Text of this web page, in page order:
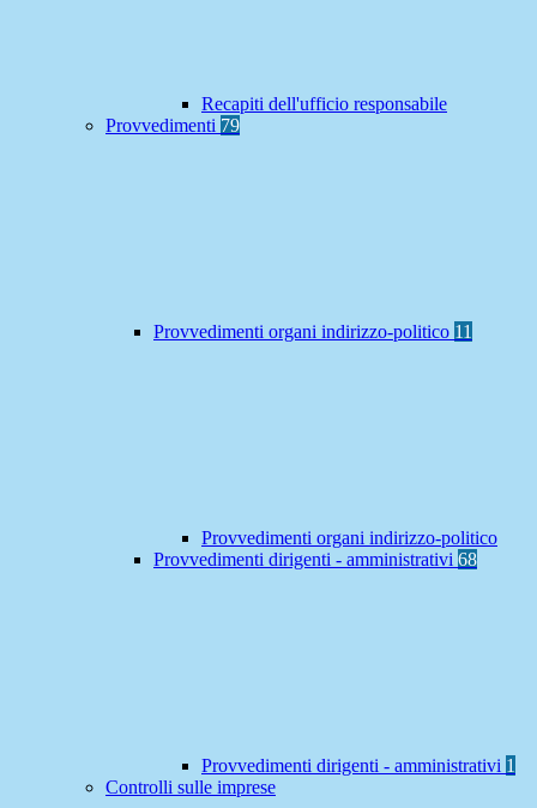
Recapiti dell'ufficio responsabile
Provvedimenti 79
Provvedimenti organi indirizzo-politico 11
Provvedimenti organi indirizzo-politico
Provvedimenti dirigenti - amministrativi 68
Provvedimenti dirigenti - amministrativi 1
Controlli sulle imprese